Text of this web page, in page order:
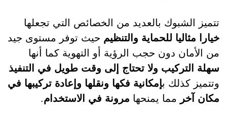
تتميز الشبوك بالعديد من الخصائص التي تجعلها
خيارا مثاليا للحماية والتنظيم حيث توفر مستوى جيد
من الأمان دون حجب الرؤية أو التهوية كما أنها
سهلة التركيب ولا تحتاج إلى وقت طويل في التنفيذ
وتتميز كذلك بإمكانية فكها ونقلها وإعادة تركيبها في
مكان آخر
مما يمنحها مرونة في الاستخدام.